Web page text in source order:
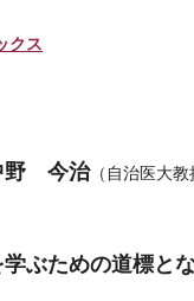
クス
野 今治（自治医大教
ぶための道標と